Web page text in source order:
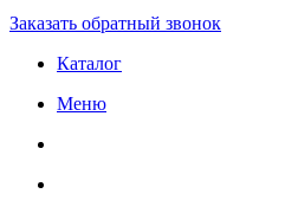
Заказать обратный звонок
Каталог
Меню